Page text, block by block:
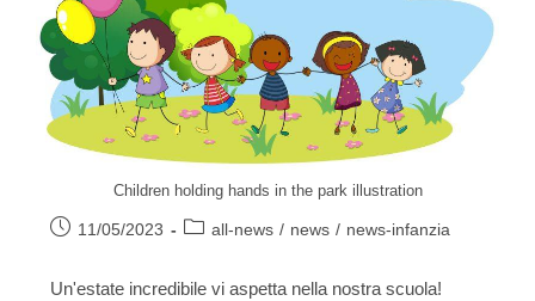
Children holding hands in the park illustration
Articolo11/05/2023
Categoria
all-news / news / news-infanzia
Un'estate incredibile vi aspetta nella nostra scuola!